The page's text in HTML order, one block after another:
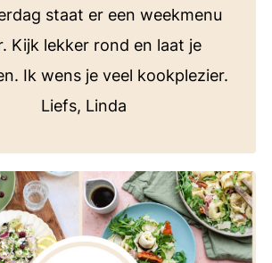
staat er een weekmenu
Kijk lekker rond en laat je
Ik wens je veel kookplezier.
Liefs, Linda